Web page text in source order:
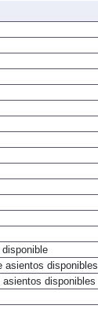
asientos disponibles
disponibles